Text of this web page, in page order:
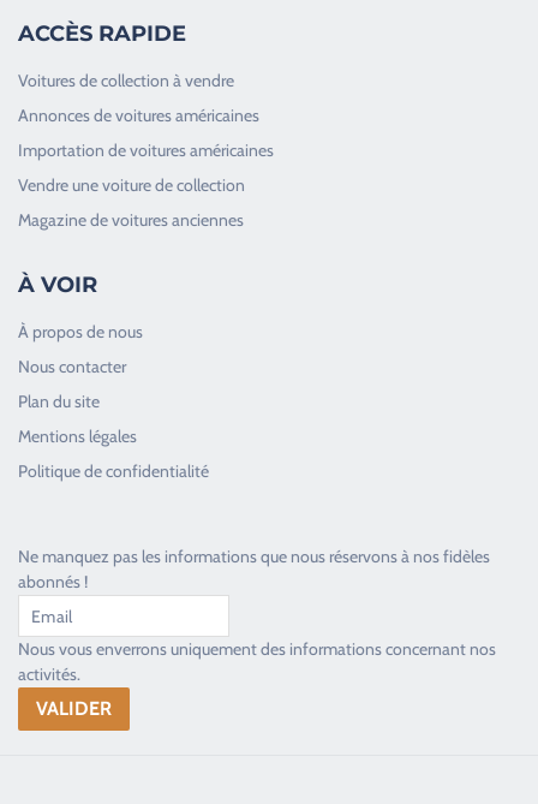
ACCÈS RAPIDE
Voitures de collection à vendre
Annonces de voitures américaines
Importation de voitures américaines
Vendre une voiture de collection
Magazine de voitures anciennes
À VOIR
À propos de nous
Nous contacter
Plan du site
Mentions légales
Politique de confidentialité
Ne manquez pas les informations que nous réservons à nos fidèles
abonnés !
Nous vous enverrons uniquement des informations concernant nos
activités.
Toujours heureux d'aider les passionnés